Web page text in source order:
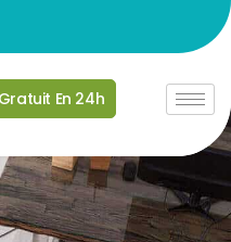
En 24h